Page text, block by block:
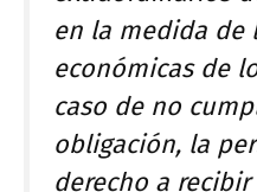
en la medida de
económicas de
caso de no
obligación, la
derecho a